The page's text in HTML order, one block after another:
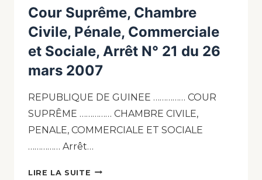
Cour Suprême, Chambre
Civile, Pénale, Commerciale
et Sociale, Arrêt N° 21 du 26
mars 2007
REPUBLIQUE DE GUINEE …………… COUR
SUPRÊME …………… CHAMBRE CIVILE,
PENALE, COMMERCIALE ET SOCIALE
…………… Arrêt…
LIRE LA SUITE